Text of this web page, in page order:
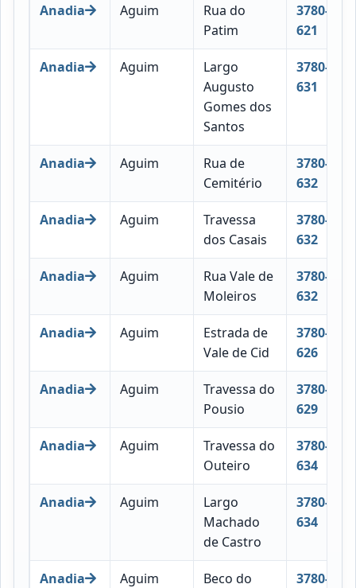
Anadia Aguim
Rua do
Patim
3780-
621
Anadia Aguim
Largo
Augusto
Gomes dos
Santos
3780-
631
Anadia Aguim
Rua de
Cemitério
3780-
632
Anadia Aguim
Travessa
dos Casais
3780-
632
Anadia Aguim
Rua Vale de
Moleiros
3780-
632
Anadia Aguim
Estrada de
Vale de Cid
3780-
626
Anadia Aguim
Travessa do
Pousio
3780-
629
Anadia Aguim
Travessa do
Outeiro
3780-
634
Anadia Aguim
Largo
Machado
de Castro
3780-
634
Anadia Aguim
Beco do
3780-